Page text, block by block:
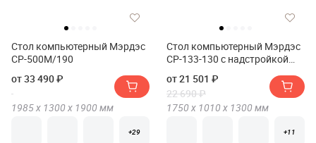
Стол компьютерный Мэрдэс
СР-500М/190
от 33 490 ₽
1985 х 1300 х 1900 мм
+29
Стол компьютерный Мэрдэс
СР-133-130 с надстройкой
от 21 501 ₽
22 690 ₽
1750 х 1010 х 1300 мм
+11